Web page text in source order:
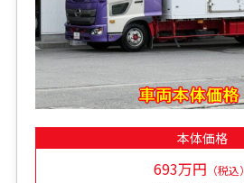
本体価格
693万円 （税込）